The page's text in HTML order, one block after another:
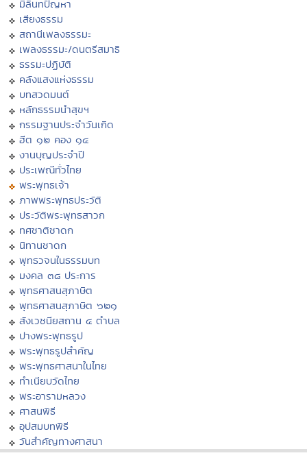
มิลินทปัญหา
เสียงธรรม
สถานีเพลงธรรมะ
เพลงธรรมะ/ดนตรีสมาธิ
ธรรมะปฏิบัติ
คลังแสงแห่งธรรม
บทสวดมนต์
หลักธรรมนำสุขฯ
กรรมฐานประจำวันเกิด
ฮีต ๑๒ คอง ๑๔
งานบุญประจำปี
ประเพณีทั่วไทย
พระพุทธเจ้า
ภาพพระพุทธประวัติ
ประวัติพระพุทธสาวก
ทศชาติชาดก
นิทานชาดก
พุทธวจนในธรรมบท
มงคล ๓๘ ประการ
พุทธศาสนสุภาษิต
พุทธศาสนสุภาษิต ๖๒๑
สังเวชนียสถาน ๔ ตำบล
ปางพระพุทธรูป
พระพุทธรูปสำคัญ
พระพุทธศาสนาในไทย
ทำเนียบวัดไทย
พระอารามหลวง
ศาสนพิธี
อุปสมบทพิธี
วันสำคัญทางศาสนา